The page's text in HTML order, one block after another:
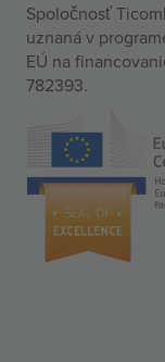
Spoločnosť
uznaná v
EÚ na
782393.